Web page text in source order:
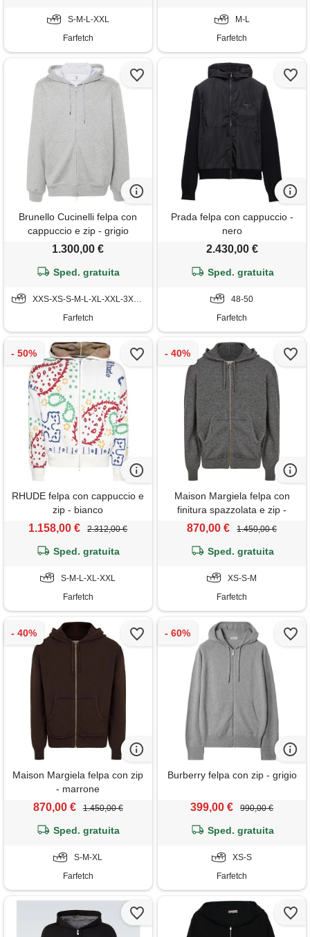
S-M-L-XXL
Farfetch
M-L
Farfetch
Brunello Cucinelli felpa con
cappuccio e zip - grigio
1.300,00 €
Sped. gratuita
XXS-XS-S-M-L-XL-XXL-3XL-4XL
Farfetch
Prada felpa con cappuccio -
nero
2.430,00 €
Sped. gratuita
48-50
Farfetch
RHUDE felpa con cappuccio e
zip - bianco
1.158,00 € 2.312,00 €
Sped. gratuita
S-M-L-XL-XXL
Farfetch
Maison Margiela felpa con
finitura spazzolata e zip -
grigio
870,00 € 1.450,00 €
Sped. gratuita
XS-S-M
Farfetch
Maison Margiela felpa con zip
- marrone
870,00 € 1.450,00 €
Sped. gratuita
S-M-XL
Farfetch
Burberry felpa con zip - grigio
399,00 € 990,00 €
Sped. gratuita
XS-S
Farfetch